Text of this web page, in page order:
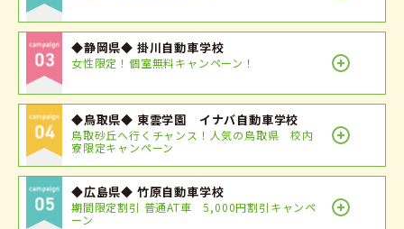
◆静岡県◆ 掛川自動車学校
女性限定！個室無料キャンペーン！
◆鳥取県◆ 東雲学園 イナバ自動車学校
鳥取砂丘へ行くチャンス！人気の鳥取県 校内
寮限定キャンペーン
◆広島県◆ 竹原自動車学校
期間限定割引 普通AT車 5,000円割引キャンペ
ーン